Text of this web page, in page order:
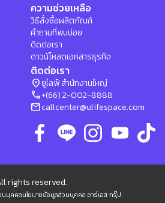
ความช่วยเหลือ
วิธีสั่งซื้อผลิตภัณฑ์
คำถามที่พบบ่อย
ติดต่อเรา
ดาวน์โหลดเอกสารธุรกิจ
ติดต่อเรา
location_onยูไลฟ์ สำนักงานใหญ่
phone+(66) 2-002-8888
mailcallcenter@ulifespace.com
rights reserved.
นบุคคลนโยบายข้อมูลส่วนบุคคล อาร์เอส กรุ๊ป